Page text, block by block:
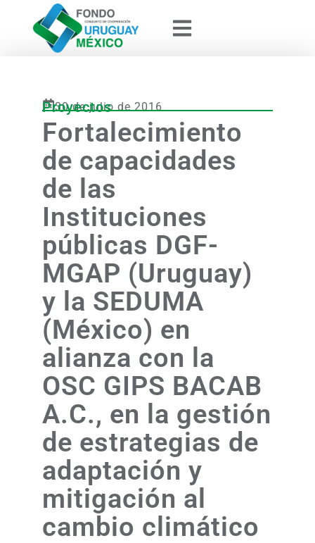
30 de julio de 2016
Proyectos
Fortalecimiento
de capacidades
de las
Instituciones
públicas DGF-
MGAP (Uruguay)
y la SEDUMA
(México) en
alianza con la
OSC GIPS BACAB
A.C., en la gestión
de estrategias de
adaptación y
mitigación al
cambio climático